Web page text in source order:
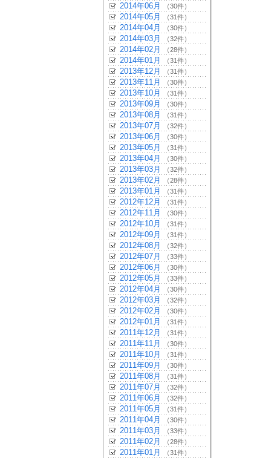
2014年06月 （30件）
2014年05月 （31件）
2014年04月 （30件）
2014年03月 （32件）
2014年02月 （28件）
2014年01月 （31件）
2013年12月 （31件）
2013年11月 （30件）
2013年10月 （31件）
2013年09月 （30件）
2013年08月 （31件）
2013年07月 （32件）
2013年06月 （30件）
2013年05月 （31件）
2013年04月 （30件）
2013年03月 （32件）
2013年02月 （28件）
2013年01月 （31件）
2012年12月 （31件）
2012年11月 （30件）
2012年10月 （31件）
2012年09月 （31件）
2012年08月 （32件）
2012年07月 （33件）
2012年06月 （30件）
2012年05月 （33件）
2012年04月 （30件）
2012年03月 （32件）
2012年02月 （30件）
2012年01月 （31件）
2011年12月 （31件）
2011年11月 （30件）
2011年10月 （31件）
2011年09月 （30件）
2011年08月 （31件）
2011年07月 （32件）
2011年06月 （32件）
2011年05月 （31件）
2011年04月 （30件）
2011年03月 （33件）
2011年02月 （28件）
2011年01月 （31件）